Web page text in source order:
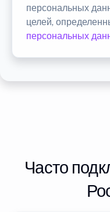
персональных
целей,
персональных
Часто